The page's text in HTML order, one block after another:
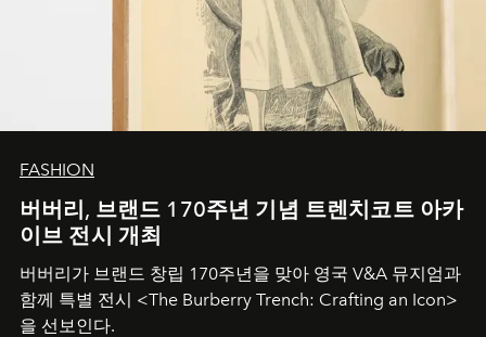
FASHION
버버리, 브랜드 170주년 기념 트렌치코트 아카
이브 전시 개최
버버리가 브랜드 창립 170주년을 맞아 영국 V&A 뮤지엄과
함께 특별 전시 <The Burberry Trench: Crafting an Icon>
을 선보인다.